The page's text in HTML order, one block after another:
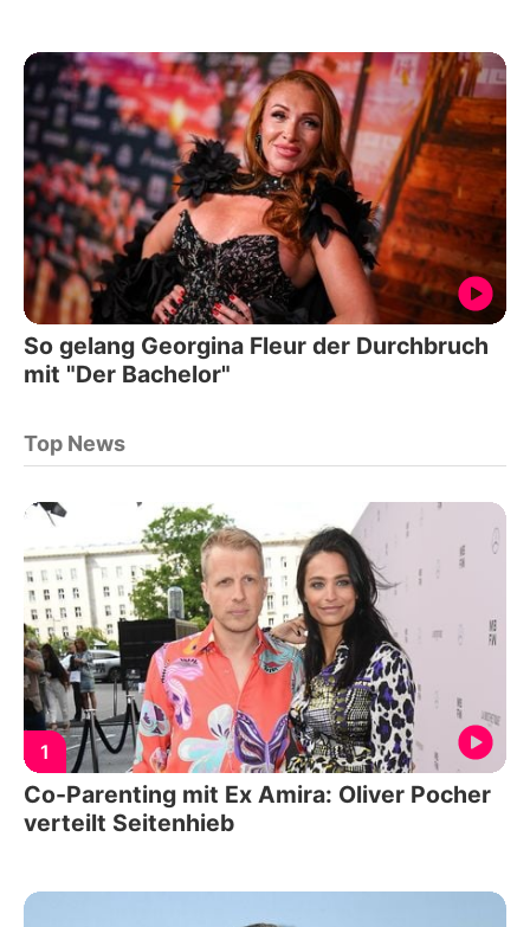
So gelang Georgina Fleur der Durchbruch
mit "Der Bachelor"
Top News
1
Co-Parenting mit Ex Amira: Oliver Pocher
verteilt Seitenhieb